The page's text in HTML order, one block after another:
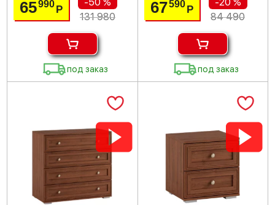
65990Р
131 980
под заказ
67590 Р
84 490
под заказ